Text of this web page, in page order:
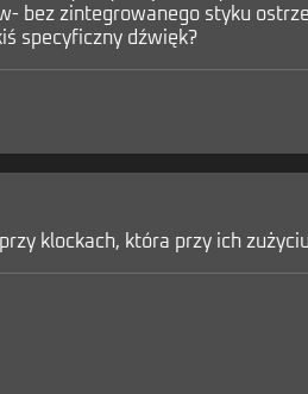
bez zintegrowanego styku
specyficzny dźwięk?
klockach, która przy ich